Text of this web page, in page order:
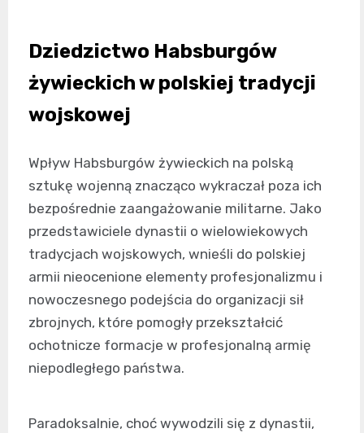
Dziedzictwo Habsburgów
żywieckich w polskiej tradycji
wojskowej
Wpływ Habsburgów żywieckich na polską
sztukę wojenną znacząco wykraczał poza ich
bezpośrednie zaangażowanie militarne. Jako
przedstawiciele dynastii o wielowiekowych
tradycjach wojskowych, wnieśli do polskiej
armii nieocenione elementy profesjonalizmu i
nowoczesnego podejścia do organizacji sił
zbrojnych, które pomogły przekształcić
ochotnicze formacje w profesjonalną armię
niepodległego państwa.
Paradoksalnie, choć wywodzili się z dynastii,